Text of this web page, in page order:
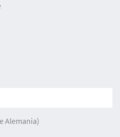
Alemania)